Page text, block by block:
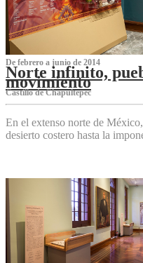
De febrero a junio de 2014
Norte infinito,
movimiento
Castillo de Chapultepec
En el extenso norte de
desierto costero hasta la